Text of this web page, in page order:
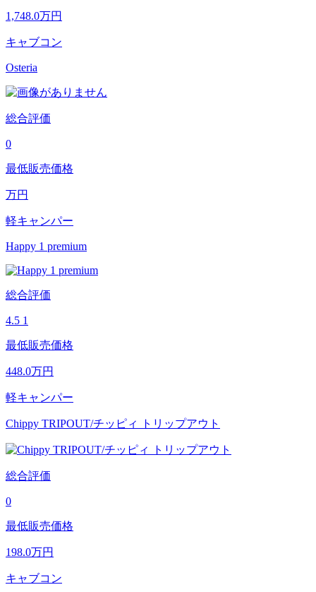
1,748.0万円
キャブコン
Osteria
総合評価
0
最低販売価格
万円
軽キャンパー
Happy 1 premium
総合評価
4.5 1
最低販売価格
448.0万円
軽キャンパー
Chippy TRIPOUT/チッピィ トリップアウト
総合評価
0
最低販売価格
198.0万円
キャブコン